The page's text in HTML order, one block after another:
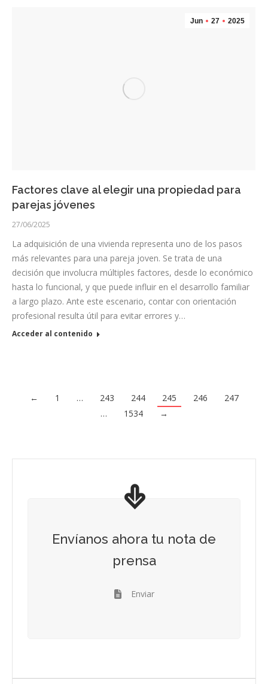
Jun 27 2025
Factores clave al elegir una propiedad para
parejas jóvenes
27/06/2025
La adquisición de una vivienda representa uno de los pasos
más relevantes para una pareja joven. Se trata de una
decisión que involucra múltiples factores, desde lo económico
hasta lo funcional, y que puede influir en el desarrollo familiar
a largo plazo. Ante este escenario, contar con orientación
profesional resulta útil para evitar errores y…
Acceder al contenido
← 1 … 243 244 245 246
247
…
1534 →
Envíanos ahora tu nota de
prensa
Enviar